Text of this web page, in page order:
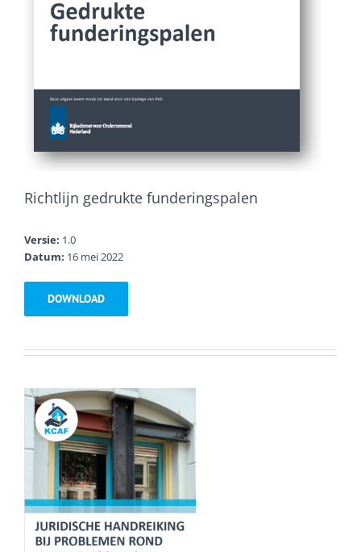
Richtlijn gedrukte funderingspalen
Versie: 1.0
Datum: 16 mei 2022
DOWNLOAD